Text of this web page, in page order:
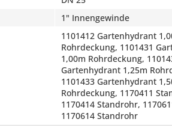
1" Innengewinde
1101412 Gartenhydrant
Rohrdeckung, 1101431
1,00m Rohrdeckung,
Gartenhydrant 1,25m
1101433 Gartenhydrant
Rohrdeckung, 1170411
1170414 Standrohr,
1170614 Standrohr